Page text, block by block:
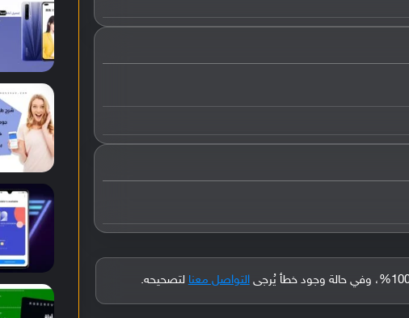
التواصل معنا لتصحيحه.